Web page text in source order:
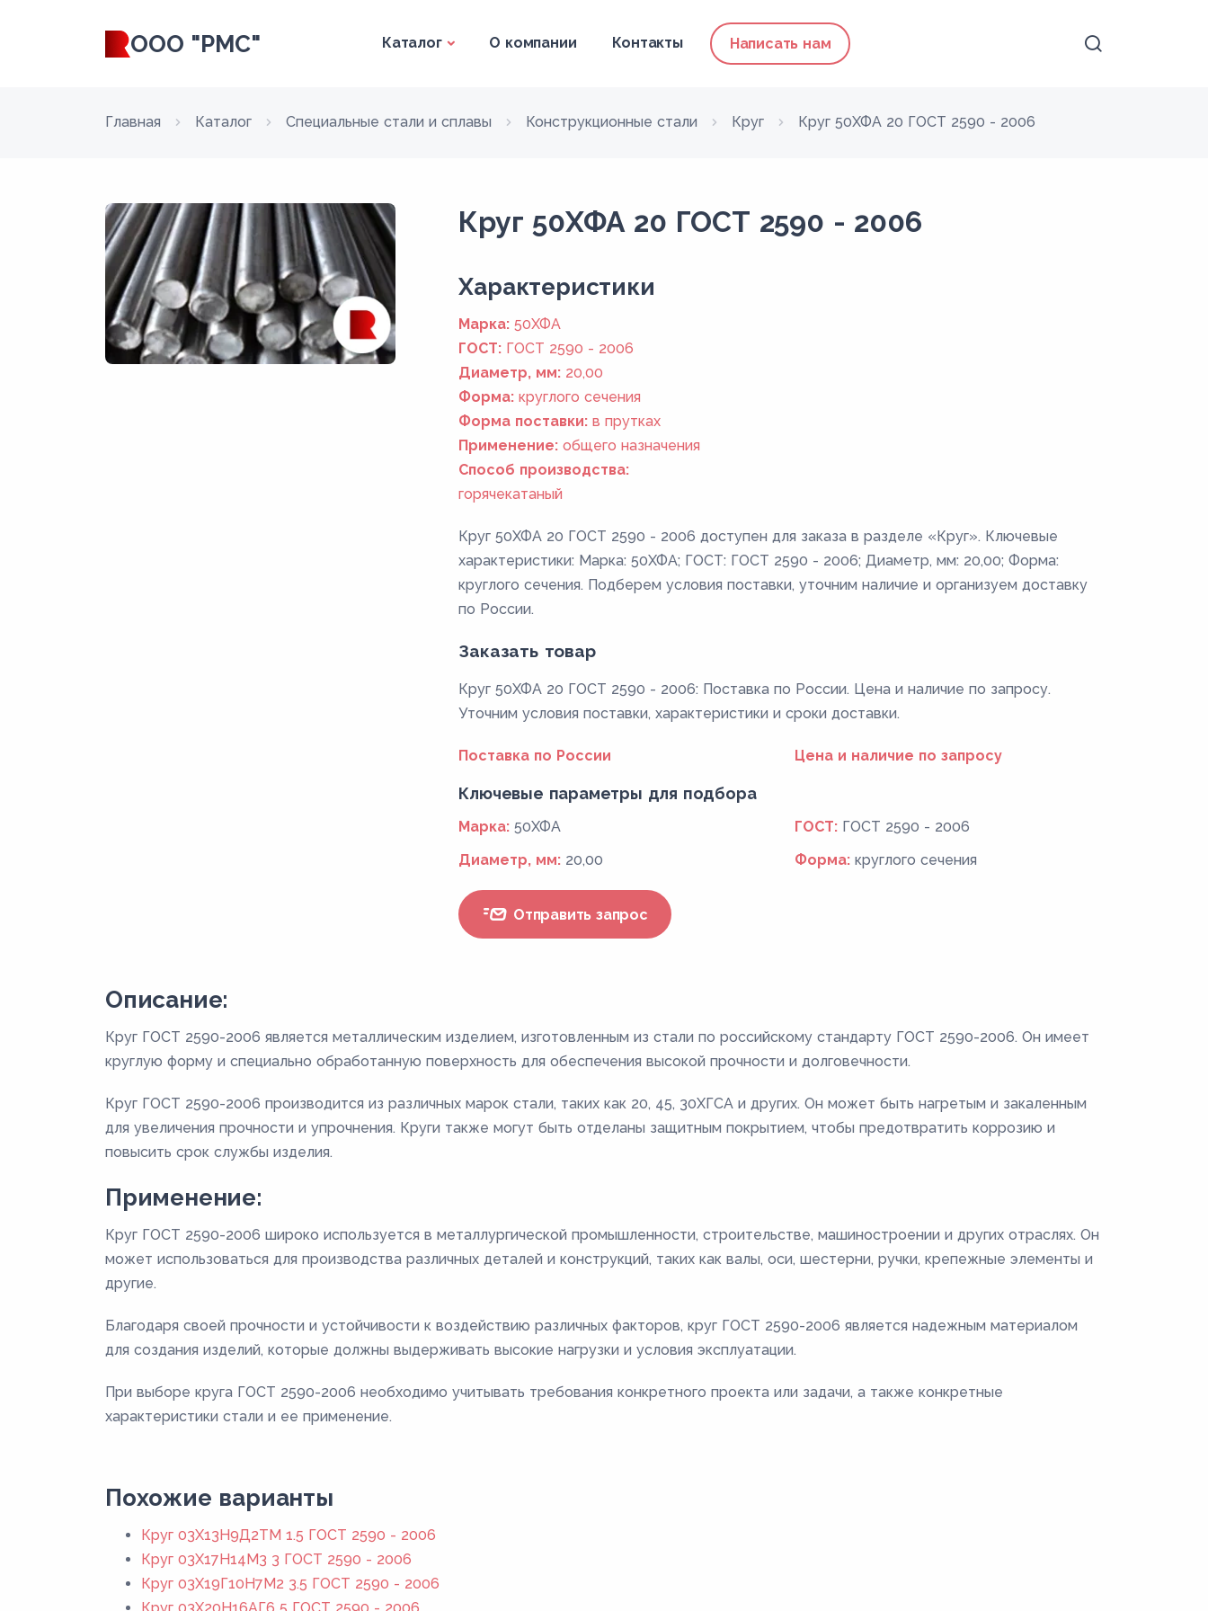
ООО "РМС" Каталог О компании Контакты Написать нам
Главная Каталог Специальные стали и сплавы Конструкционные стали Круг Круг 50ХФА 20 ГОСТ 2590 - 2006
Круг 50ХФА 20 ГОСТ 2590 - 2006
Xарактеристики
Марка: 50ХФА
ГОСТ: ГОСТ 2590 - 2006
Диаметр, мм: 20,00
Форма: круглого сечения
Форма поставки: в прутках
Применение: общего назначения
Способ производства:
горячекатаный
Круг 50ХФА 20 ГОСТ 2590 - 2006 доступен для заказа в разделе «Круг». Ключевые
характеристики: Марка: 50ХФА; ГОСТ: ГОСТ 2590 - 2006; Диаметр, мм: 20,00; Форма:
круглого сечения. Подберем условия поставки, уточним наличие и организуем доставку
по России.
Заказать товар
Круг 50ХФА 20 ГОСТ 2590 - 2006: Поставка по России. Цена и наличие по запросу.
Уточним условия поставки, характеристики и сроки доставки.
Поставка по России Цена и наличие по запросу
Ключевые параметры для подбора
Марка: 50ХФА ГОСТ: ГОСТ 2590 - 2006
Диаметр, мм: 20,00 Форма: круглого сечения
Отправить запрос
Описание:
Круг ГОСТ 2590-2006 является металлическим изделием, изготовленным из стали по российскому стандарту ГОСТ 2590-2006. Он имеет
круглую форму и специально обработанную поверхность для обеспечения высокой прочности и долговечности.
Круг ГОСТ 2590-2006 производится из различных марок стали, таких как 20, 45, 30ХГСА и других. Он может быть нагретым и закаленным
для увеличения прочности и упрочнения. Круги также могут быть отделаны защитным покрытием, чтобы предотвратить коррозию и
повысить срок службы изделия.
Применение:
Круг ГОСТ 2590-2006 широко используется в металлургической промышленности, строительстве, машиностроении и других отраслях. Он
может использоваться для производства различных деталей и конструкций, таких как валы, оси, шестерни, ручки, крепежные элементы и
другие.
Благодаря своей прочности и устойчивости к воздействию различных факторов, круг ГОСТ 2590-2006 является надежным материалом
для создания изделий, которые должны выдерживать высокие нагрузки и условия эксплуатации.
При выборе круга ГОСТ 2590-2006 необходимо учитывать требования конкретного проекта или задачи, а также конкретные
характеристики стали и ее применение.
Похожие варианты
Круг 03Х13Н9Д2ТМ 1.5 ГОСТ 2590 - 2006
Круг 03Х17Н14М3 3 ГОСТ 2590 - 2006
Круг 03Х19Г10Н7М2 3.5 ГОСТ 2590 - 2006